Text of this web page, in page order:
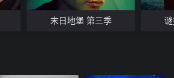
末日地堡 第三季